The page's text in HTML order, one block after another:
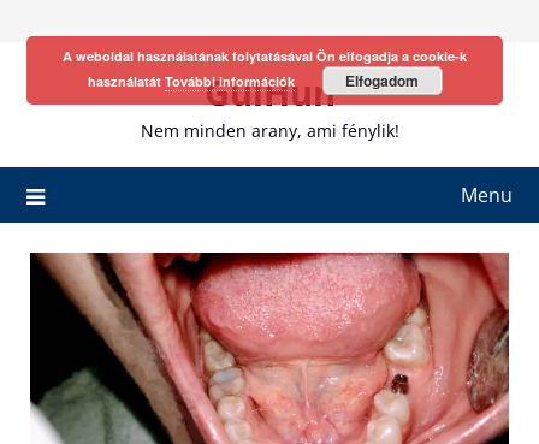
GulHun
Nem minden arany, ami fénylik!
Menu
A weboldal használatának folytatásával Ön elfogadja a cookie-k
használatát További információk Elfogadom